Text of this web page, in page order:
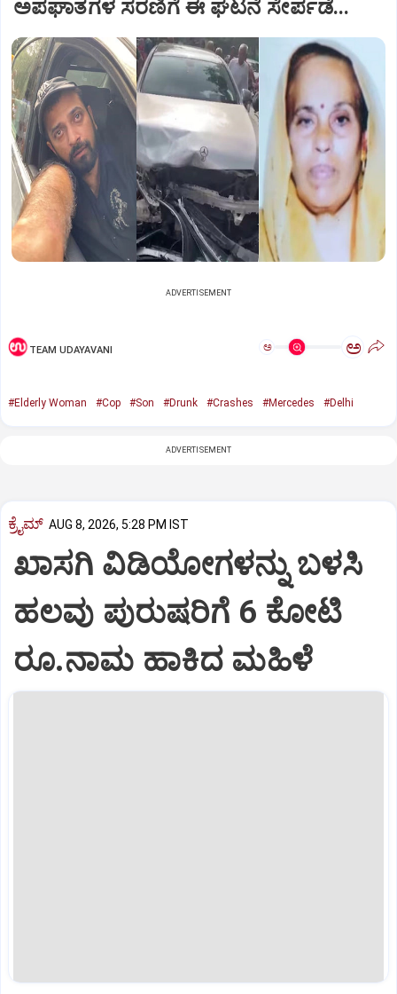
ಅಪಘಾತಗಳ ಸರಣಿಗೆ ಈ ಘಟನೆ ಸೇರ್ಪಡೆ...
ADVERTISEMENT
TEAM UDAYAVANI ಅ ಅ
#Elderly Woman #Cop #Son #Drunk #Crashes #Mercedes #Delhi
ADVERTISEMENT
ಕ್ರೈಮ್ AUG 8, 2026, 5:28 PM IST
ಖಾಸಗಿ ವಿಡಿಯೋಗಳನ್ನು ಬಳಸಿ
ಹಲವು ಪುರುಷರಿಗೆ 6 ಕೋಟಿ
ರೂ.ನಾಮ ಹಾಕಿದ ಮಹಿಳೆ